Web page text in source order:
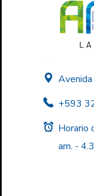
+593
Horario
am. -